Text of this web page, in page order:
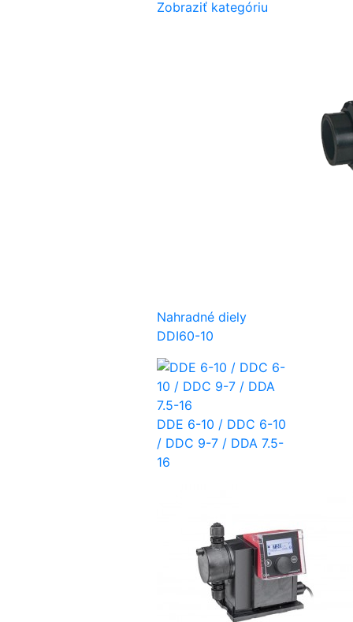
Zobraziť kategóriu
Nahradné diely
DDI60-10
DDE 6-10 / DDC 6-10
/ DDC 9-7 / DDA 7.5-
16